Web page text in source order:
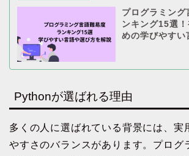
プログラミング
ンキング15選
めの学びやすい
Pythonが選ばれる理由
多くの人に選ばれている背景には、実
やすさのバランスがあります。プログ